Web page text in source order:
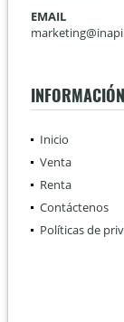
EMAIL
INFORMACIÓN
Inicio
Venta
Renta
Contáctenos
Políticas de